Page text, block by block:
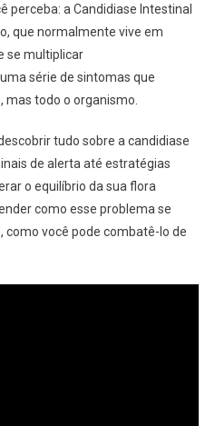
perceba: a Candidiase Intestinal
que normalmente vive em
se multiplicar
série de sintomas que
todo o organismo.
tudo sobre a candidiase
de alerta até estratégias
o equilíbrio da sua flora
como esse problema se
como você pode combatê-lo de